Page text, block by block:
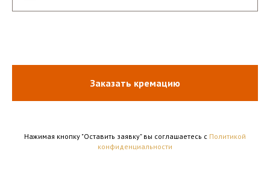
Заказать кремацию
Нажимая кнопку "Оставить заявку" вы соглашаетесь с Политикой
конфиденциальности